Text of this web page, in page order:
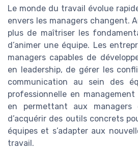
Le monde du travail évolue
envers les managers changent.
plus de maîtriser les
d’animer une équipe. Les
managers capables de
en leadership, de gérer les
communication au sein des
professionnelle en
en permettant aux
d’acquérir des outils concrets
équipes et s’adapter aux
travail.